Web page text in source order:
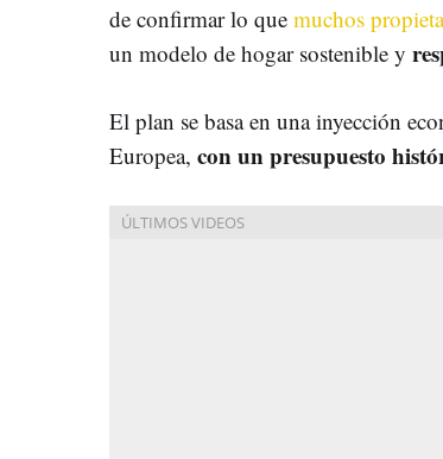
de confirmar lo que muchos
un modelo de hogar sostenible y
El plan se basa en una inyección
Europea, con un presupuesto